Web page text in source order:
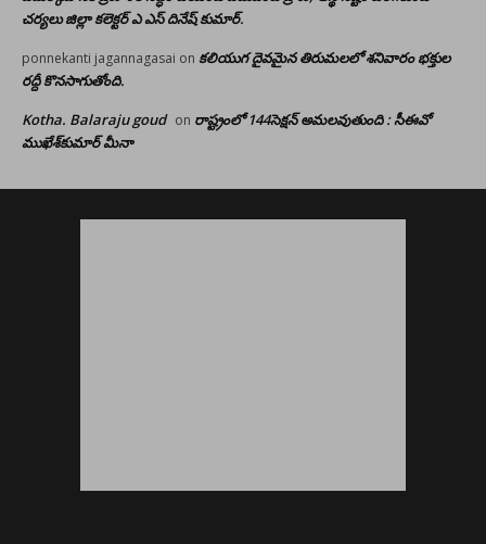
చర్యలు జిల్లా కలెక్టర్ ఎ ఎస్ దినేష్ కుమార్.
ponnekanti jagannagasai on కలియుగ దైవమైన తిరుమలలో శనివారం భక్తుల
రద్దీ కొనసాగుతోంది.
Kotha. Balaraju goud on రాష్ట్రంలో 144సెక్షన్ అమలవుతుంది : సీఈవో
ముఖేశ్‌కుమార్‌ మీనా